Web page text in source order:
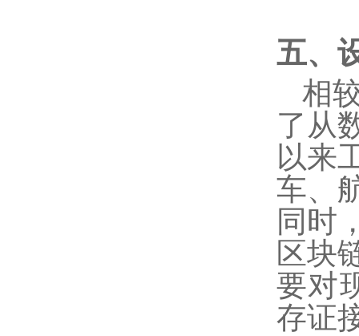
五、
相
了从
以来
车、
同时
区块
要对
存证